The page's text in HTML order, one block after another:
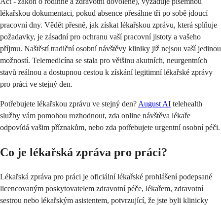
lékařskou dokumentaci, pokud absence přesáhne tři po sobě jdoucí
pracovní dny. Vědět přesně, jak získat lékařskou zprávu, která splňuje
požadavky, je zásadní pro ochranu vaší pracovní jistoty a vašeho
příjmu. Naštěstí tradiční osobní návštěvy kliniky již nejsou vaší jedinou
možností. Telemedicína se stala pro většinu akutních, neurgentních
stavů reálnou a dostupnou cestou k získání legitimní lékařské zprávy
pro práci ve stejný den.
Potřebujete lékařskou zprávu ve stejný den? August AI telehealth
služby vám pomohou rozhodnout, zda online návštěva lékaře
odpovídá vašim příznakům, nebo zda potřebujete urgentní osobní péči.
Co je lékařská zpráva pro práci?
Lékařská zpráva pro práci je oficiální lékařské prohlášení podepsané
licencovaným poskytovatelem zdravotní péče, lékařem, zdravotní
sestrou nebo lékařským asistentem, potvrzující, že jste byli klinicky